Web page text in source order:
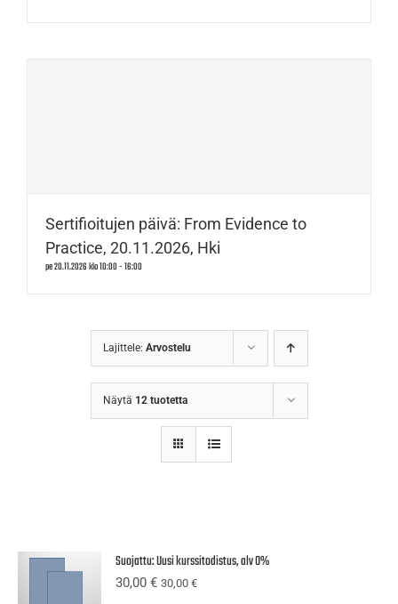
Sertifioitujen päivä: From Evidence to
Practice, 20.11.2026, Hki
pe 20.11.2026 klo 10:00-16:00
Lajittele: Arvostelu
Näytä 12 tuotetta
Suojattu: Uusi kurssitodistus, alv 0%
30,00€ 30,00€